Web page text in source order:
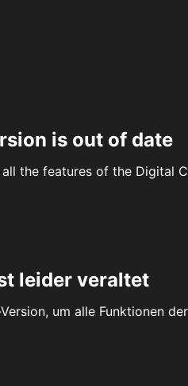
is out of date
the features of the Digital
leider veraltet
um alle Funktionen